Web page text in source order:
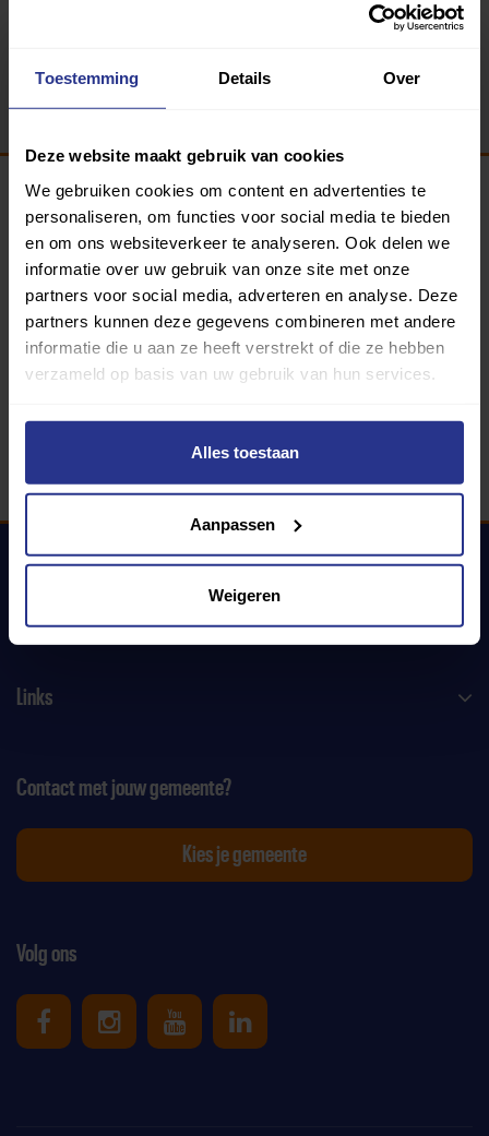
Toestemming Details Over
Deze website maakt gebruik van cookies
We gebruiken cookies om content en advertenties te
personaliseren, om functies voor social media te bieden
en om ons websiteverkeer te analyseren. Ook delen we
informatie over uw gebruik van onze site met onze
partners voor social media, adverteren en analyse. Deze
partners kunnen deze gegevens combineren met andere
informatie die u aan ze heeft verstrekt of die ze hebben
verzameld op basis van uw gebruik van hun services.
Alles toestaan
Aanpassen
Weigeren
Programma van:
340 gemeenten
Partners:
Links
Volg ons
Uniek Sporten op Facebook
Uniek Sporten op Instagram
Uniek Sporten op Youtube
Uniek Sporten op
Contact met jouw gemeente?
Kies je gemeente